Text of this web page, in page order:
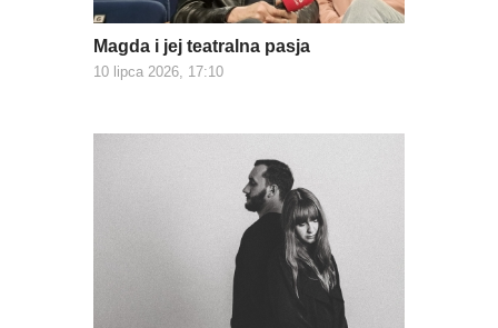
Magda i jej teatralna pasja
10 lipca 2026, 17:10